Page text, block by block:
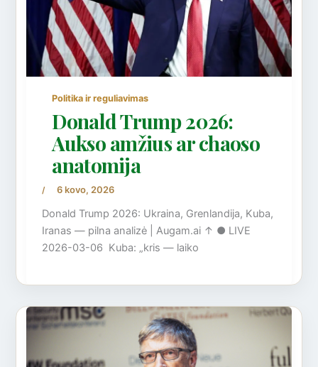
Politika ir reguliavimas
Donald Trump 2026:
Aukso amžius ar chaoso
anatomija
/ 6 kovo, 2026
Donald Trump 2026: Ukraina, Grenlandija, Kuba,
Iranas — pilna analizė | Augam.ai ↑ ● LIVE
2026-03-06 Kuba: „kris — laiko